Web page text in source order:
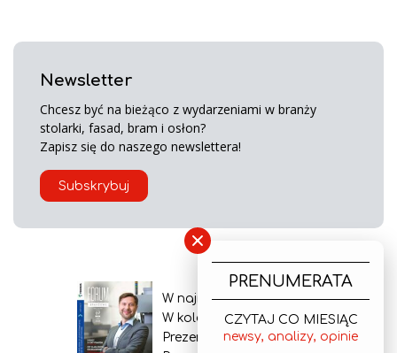
Newsletter
Chcesz być na bieżąco z wydarzeniami w branży
stolarki, fasad, bram i osłon?
Zapisz się do naszego newslettera!
Subskrybuj
W najnowszym wydaniu
W kolejnym numerze
Prezentacja gazety
×
PRENUMERATA
CZYTAJ CO MIESIĄC
newsy, analizy, opinie